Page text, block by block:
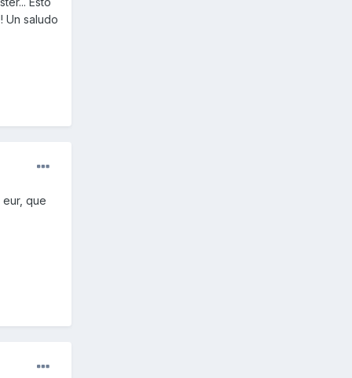
Un saludo
que